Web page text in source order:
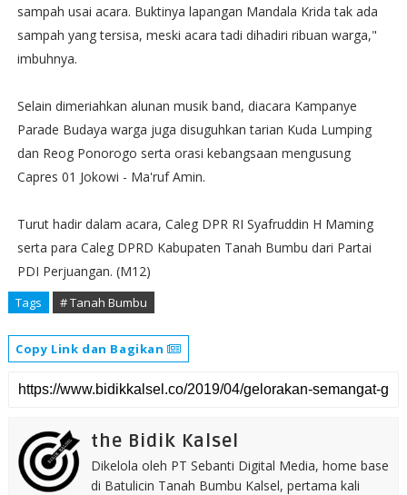
sampah usai acara. Buktinya lapangan Mandala Krida tak ada
sampah yang tersisa, meski acara tadi dihadiri ribuan warga,"
imbuhnya.
Selain dimeriahkan alunan musik band, diacara Kampanye
Parade Budaya warga juga disuguhkan tarian Kuda Lumping
dan Reog Ponorogo serta orasi kebangsaan mengusung
Capres 01 Jokowi - Ma'ruf Amin.
Turut hadir dalam acara, Caleg DPR RI Syafruddin H Maming
serta para Caleg DPRD Kabupaten Tanah Bumbu dari Partai
PDI Perjuangan. (M12)
Tags # Tanah Bumbu
Copy Link dan Bagikan
the Bidik Kalsel
Dikelola oleh PT Sebanti Digital Media, home base
di Batulicin Tanah Bumbu Kalsel, pertama kali